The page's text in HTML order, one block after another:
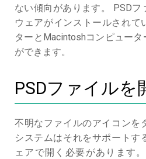
ない傾向があります。 PSDフ
ウェアがインストールされて
ターとMacintoshコンピュー
ができます。
PSDファイルを
不明なファイルのアイコンを
システムはそれをサポートす
ェアで開く必要があります